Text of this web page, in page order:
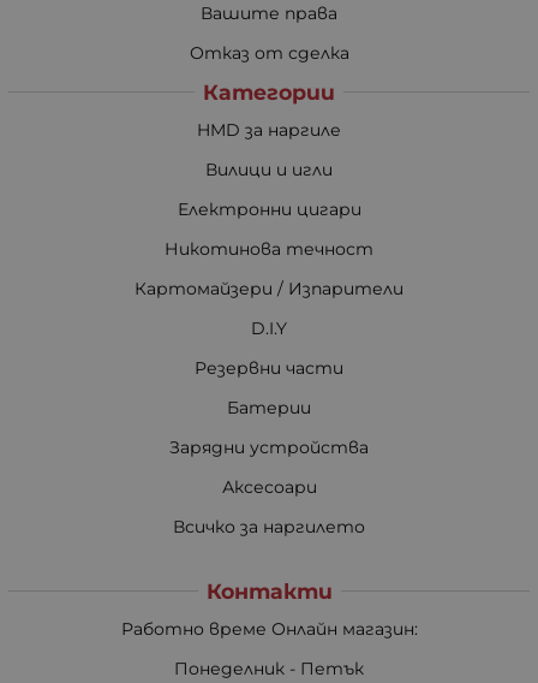
Вашите права
Отказ от сделка
Категории
HMD за наргиле
Вилици и игли
Електронни цигари
Никотинова течност
Картомайзери / Изпарители
D.I.Y
Резервни части
Батерии
Зарядни устройства
Аксесоари
Всичко за наргилето
Контакти
Работно време Онлайн магазин:
Понеделник - Петък